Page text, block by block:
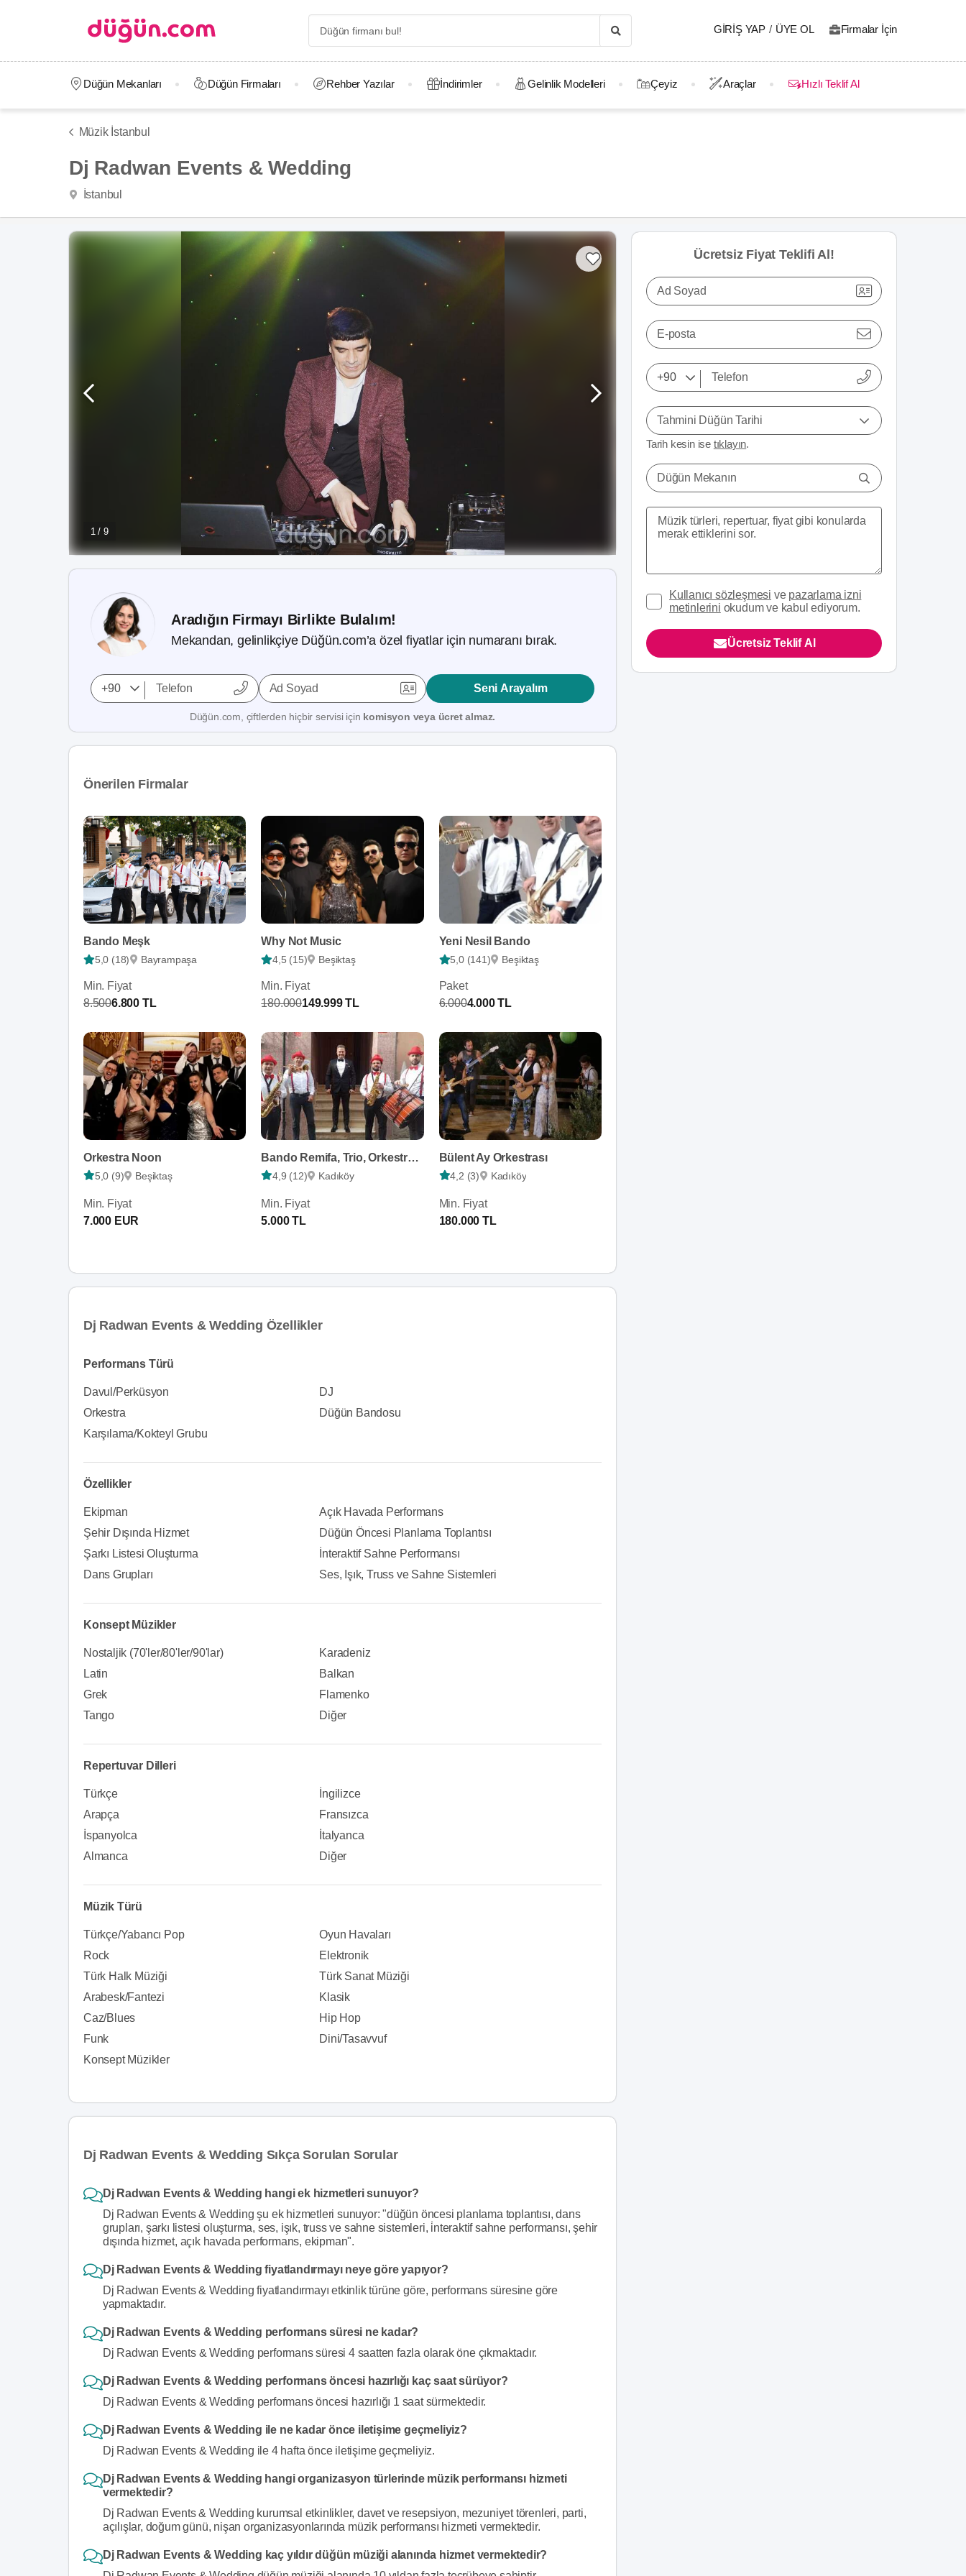
GIRIŞ YAP / ÜYE OL Firmalar İçin
Düğün Mekanları Düğün Firmaları Rehber Yazılar İndirimler Gelinlik Modelleri Çeyiz Araçlar Hızlı Teklif Al
Müzik İstanbul
Dj Radwan Events & Wedding
İstanbul
1 / 9
Aradığın Firmayı Birlikte Bulalım!
Mekandan, gelinlikçiye Düğün.com’a özel fiyatlar için numaranı bırak.
Ad Soyad Seni Arayalım
Düğün.com, çiftlerden hiçbir servisi için komisyon veya ücret almaz.
Önerilen Firmalar
Bando Meşk
5,0 (18) Bayrampaşa
Min. Fiyat
8.5006.800 TL
Why Not Music
4,5 (15) Beşiktaş
Min. Fiyat
180.000149.999 TL
Yeni Nesil Bando
5,0 (141) Beşiktaş
Paket
6.0004.000 TL
Orkestra Noon
5,0 (9) Beşiktaş
Min. Fiyat
7.000 EUR
Bando Remifa, Trio, Orkestra, Fasıl
4,9 (12) Kadıköy
Min. Fiyat
5.000 TL
Bülent Ay Orkestrası
4,2 (3) Kadıköy
Min. Fiyat
180.000 TL
Dj Radwan Events & Wedding Özellikler
Performans Türü
Davul/Perküsyon
DJ
Orkestra
Düğün Bandosu
Karşılama/Kokteyl Grubu
Özellikler
Ekipman
Açık Havada Performans
Şehir Dışında Hizmet
Düğün Öncesi Planlama Toplantısı
Şarkı Listesi Oluşturma
İnteraktif Sahne Performansı
Dans Grupları
Ses, Işık, Truss ve Sahne Sistemleri
Konsept Müzikler
Nostaljik (70'ler/80'ler/90'lar)
Karadeniz
Latin
Balkan
Grek
Flamenko
Tango
Diğer
Repertuvar Dilleri
Türkçe
İngilizce
Arapça
Fransızca
İspanyolca
İtalyanca
Almanca
Diğer
Müzik Türü
Türkçe/Yabancı Pop
Oyun Havaları
Rock
Elektronik
Türk Halk Müziği
Türk Sanat Müziği
Arabesk/Fantezi
Klasik
Caz/Blues
Hip Hop
Funk
Dini/Tasavvuf
Konsept Müzikler
Dj Radwan Events & Wedding Sıkça Sorulan Sorular
Dj Radwan Events & Wedding hangi ek hizmetleri sunuyor?
Dj Radwan Events & Wedding şu ek hizmetleri sunuyor: "düğün öncesi planlama toplantısı, dans
grupları, şarkı listesi oluşturma, ses, işık, truss ve sahne sistemleri, i̇nteraktif sahne performansı, şehir
dışında hizmet, açık havada performans, ekipman".
Dj Radwan Events & Wedding fiyatlandırmayı neye göre yapıyor?
Dj Radwan Events & Wedding fiyatlandırmayı etkinlik türüne göre, performans süresine göre
yapmaktadır.
Dj Radwan Events & Wedding performans süresi ne kadar?
Dj Radwan Events & Wedding performans süresi 4 saatten fazla olarak öne çıkmaktadır.
Dj Radwan Events & Wedding performans öncesi hazırlığı kaç saat sürüyor?
Dj Radwan Events & Wedding performans öncesi hazırlığı 1 saat sürmektedir.
Dj Radwan Events & Wedding ile ne kadar önce iletişime geçmeliyiz?
Dj Radwan Events & Wedding ile 4 hafta önce iletişime geçmeliyiz.
Dj Radwan Events & Wedding hangi organizasyon türlerinde müzik performansı hizmeti
vermektedir?
Dj Radwan Events & Wedding kurumsal etkinlikler, davet ve resepsiyon, mezuniyet törenleri, parti,
açılışlar, doğum günü, nişan organizasyonlarında müzik performansı hizmeti vermektedir.
Dj Radwan Events & Wedding kaç yıldır düğün müziği alanında hizmet vermektedir?
Ücretsiz Fiyat Teklifi Al!
Ad Soyad
E-posta
Tahmini Düğün Tarihi
Tarih kesin ise tıklayın.
Düğün Mekanın
Kullanıcı sözleşmesi ve pazarlama izni
metinlerini okudum ve kabul ediyorum.
Ücretsiz Teklif Al